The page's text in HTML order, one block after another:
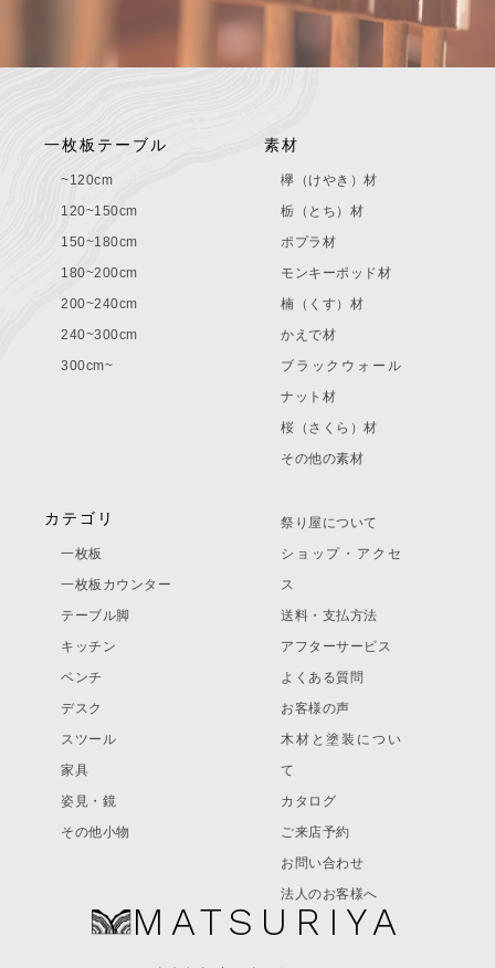
MATSURIYA
一枚板テーブル
~120cm
120~150cm
150~180cm
180~200cm
200~240cm
240~300cm
300cm~
素材
欅（けやき）材
栃（とち）材
ポプラ材
モンキーポッド材
楠（くす）材
かえで材
ブラックウォール
ナット材
桜（さくら）材
その他の素材
カテゴリ
一枚板
一枚板カウンター
テーブル脚
キッチン
ベンチ
デスク
スツール
家具
姿見・鏡
その他小物
祭り屋について
ショップ・アクセ
ス
送料・支払方法
アフターサービス
よくある質問
お客様の声
木材と塗装につい
て
カタログ
ご来店予約
お問い合わせ
法人のお客様へ